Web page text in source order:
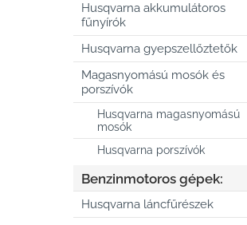
Husqvarna akkumulátoros
fűnyírók
Husqvarna gyepszellőztetők
Magasnyomású mosók és
porszívók
Husqvarna magasnyomású
mosók
Husqvarna porszívók
Benzinmotoros gépek:
Husqvarna láncfűrészek